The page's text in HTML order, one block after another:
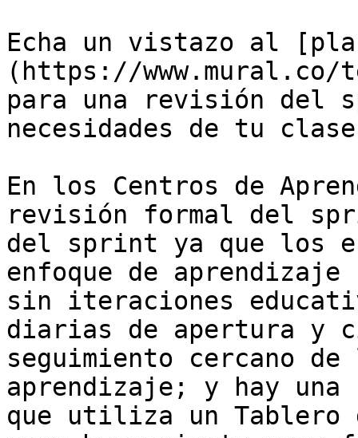
Echa un vistazo al
(https://
para una revisión del
necesidades de tu
En los Centros de
revisión formal del
del sprint ya que los
enfoque de
sin iteraciones
diarias de apertura y
seguimiento cercano
aprendizaje; y hay una
que utiliza un Tablero